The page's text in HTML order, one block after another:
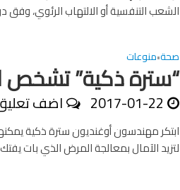
الشعب التنفسية أو الالتهاب الرئوي، وفق
صحة•منوعات
“سترة ذكية” تشخص
2017-01-22 اضف
ابتكر مهندسون أوغنديون سترة ذكية
لتزيد الآمال بمعالجة المرض الذي بات